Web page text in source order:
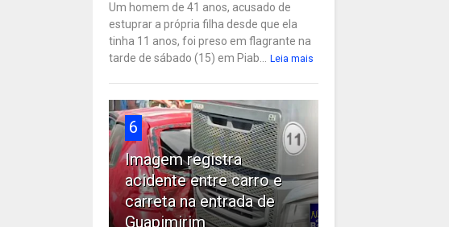
Um homem de 41 anos, acusado de
estuprar a própria filha desde que ela
tinha 11 anos, foi preso em flagrante na
tarde de sábado (15) em Piab... Leia mais
6
Imagem registra
acidente entre carro e
carreta na entrada de
Guapimirim